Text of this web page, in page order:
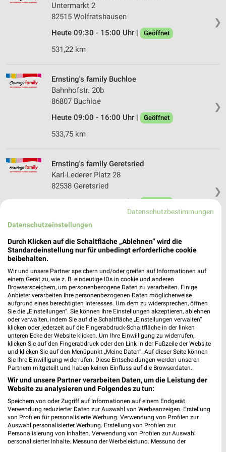
❯
Untermarkt 2
82515 Wolfratshausen
Heute 09:30 - 15:00 Uhr |
Geöffnet
531,22 km
❯
Ernsting's family Buchloe
Bahnhofstr. 20b
86807 Buchloe
Heute 09:00 - 16:00 Uhr |
Geöffnet
533,75 km
❯
Ernsting's family Geretsried
Karl-Lederer Platz 28
82538 Geretsried
Ernsting's family Geltendorf
82269 Geltendorf
Heute 09:00 - 20:00 Uhr | Geöffnet
517,20 km
Ernsting's family Gauting
Bahnhofstraße 4
82131 Gauting
Heute 09:00 - 14:30 Uhr | Geöffnet
515,57 km
Ernsting's family Fürstenfeldbruck
Kurt-Huber-Ring 5
82256 Fürstenfeldbruck
Datenschutzbestimmungen
Datenschutzeinstellungen
Durch Klicken auf die Schaltfläche „Ablehnen“ wird die
Standardeinstellung nur für unbedingt erforderliche cookie
beibehalten.
Wir und unsere Partner speichern und/oder greifen auf Informationen auf
einem Gerät zu, wie z. B. eindeutige IDs in cookie und anderen
Browserspeichern, um personenbezogene Daten zu verarbeiten. Einige
Anbieter verarbeiten Ihre personenbezogenen Daten möglicherweise
aufgrund eines berechtigten Interesses. Um dem zu widersprechen, öffnen
Sie die „Einstellungen“. Sie können Ihre Einstellungen akzeptieren, ablehnen
oder verwalten, indem Sie auf die Schaltfläche „Einstellungen verwalten“
klicken oder jederzeit auf die Fingerabdruck-Schaltfläche in der linken
unteren Ecke der Website klicken. Um Ihre Einwilligung zu widerrufen,
klicken Sie auf den Fingerabdruck oder den Link in der Fußzeile der Website
und klicken Sie auf den Menüpunkt „Meine Daten“. Auf dieser Seite können
Sie Ihre Einwilligung widerrufen. Diese Entscheidungen werden unseren
Partnern mitgeteilt und haben keinen Einfluss auf die Browserdaten.
Wir und unsere Partner verarbeiten Daten, um die Leistung der
Website zu analysieren und Folgendes zu tun:
Speichern von oder Zugriff auf Informationen auf einem Endgerät.
Verwendung reduzierter Daten zur Auswahl von Werbeanzeigen. Erstellung
von Profilen für personalisierte Werbung. Verwendung von Profilen zur
Auswahl personalisierter Werbung. Erstellung von Profilen zur
Personalisierung von Inhalten. Verwendung von Profilen zur Auswahl
personalisierter Inhalte. Messung der Werbeleistung. Messung der